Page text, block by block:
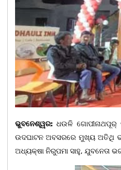
ଭୁବନେଶ୍ୱର: ଧଉଳି ଗୋପୀନାଥପୂର୍
ଉଦଘାଟନ ଅବସରରେ ମୁଖ୍ୟ ଅତିଥି
ଅଧ୍ୟକ୍ଷା ନିରୁପମା ସାହୁ, ଯୁବନେତା